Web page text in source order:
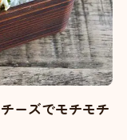
ーズでモチモチ